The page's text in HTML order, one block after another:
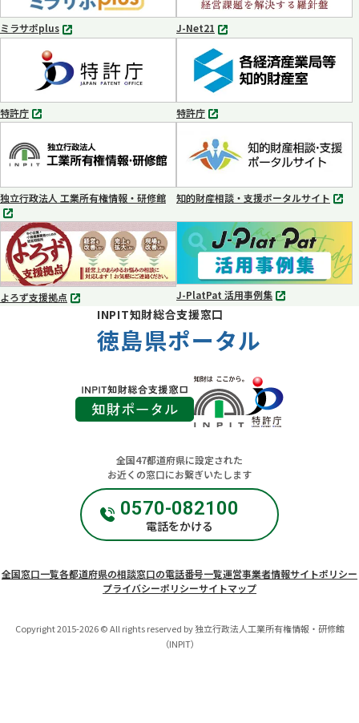
開
く
開
く
ミラサポplus
別
ブ
で
開
く
J-Net21
別
タ
ブ
で
開
く
特許庁
別
ブ
で
く
特許庁
別
ブ
で
開
く
独立行政法人 工業所有権情報・研修館
別
タ
ブ
で
知的財産相談・支援ポータルサイト
別
タ
開
く
よろず支援拠点
別
J-PlatPat 活用事例集
別
INPIT知財総合支援窓口
徳島県ポータル
全国47都道府県に設定された
お近くの窓口にお繋ぎいたします
0570-082100
電話をかける
全国窓口一覧各都道府県の相談窓口の電話番号一覧運営事業者情報サイトポリシー
プライバシーポリシーサイトマップ
Copyright 2015-2026 © All rights reserved by 独立行政法人工業所有権情報・研修館
（INPIT）